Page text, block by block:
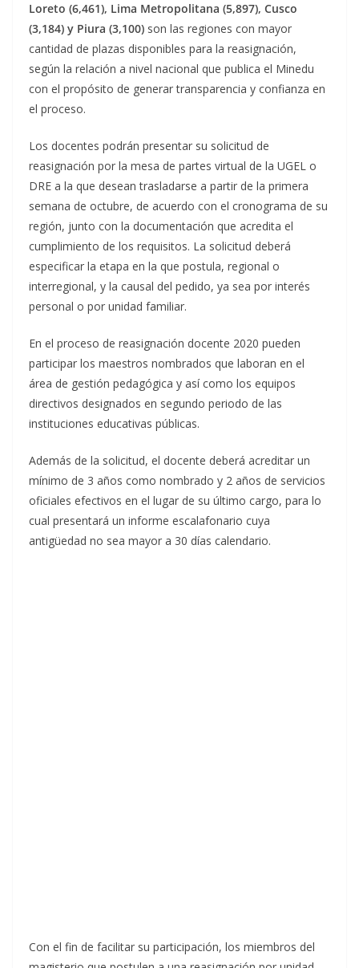
Loreto (6,461), Lima Metropolitana (5,897), Cusco
(3,184) y Piura (3,100) son las regiones con mayor
cantidad de plazas disponibles para la reasignación,
según la relación a nivel nacional que publica el Minedu
con el propósito de generar transparencia y confianza en
el proceso.
Los docentes podrán presentar su solicitud de
reasignación por la mesa de partes virtual de la UGEL o
DRE a la que desean trasladarse a partir de la primera
semana de octubre, de acuerdo con el cronograma de su
región, junto con la documentación que acredita el
cumplimiento de los requisitos. La solicitud deberá
especificar la etapa en la que postula, regional o
interregional, y la causal del pedido, ya sea por interés
personal o por unidad familiar.
En el proceso de reasignación docente 2020 pueden
participar los maestros nombrados que laboran en el
área de gestión pedagógica y así como los equipos
directivos designados en segundo periodo de las
instituciones educativas públicas.
Además de la solicitud, el docente deberá acreditar un
mínimo de 3 años como nombrado y 2 años de servicios
oficiales efectivos en el lugar de su último cargo, para lo
cual presentará un informe escalafonario cuya
antigüedad no sea mayor a 30 días calendario.
Con el fin de facilitar su participación, los miembros del